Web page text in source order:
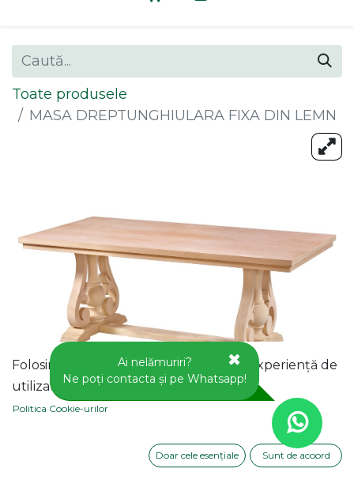
Toate produsele
MASA DREPTUNGHIULARA FIXA DIN LEMN
Folosim cookie-uri pentru a vă oferi o experiență de
utilizator mai bună pe acest site web.
Politica Cookie-urilor
Doar cele esențiale Sunt de acoord
Ai nelămuriri?
Ne poți contacta și pe Whatsapp!